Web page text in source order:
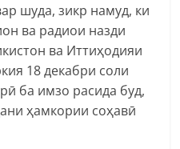
шуда, зикр намуд, ки
ва радиои назди
ва Иттиҳодияи
18 декабри соли
ба имзо расида буд,
ҳамкории соҳавӣ